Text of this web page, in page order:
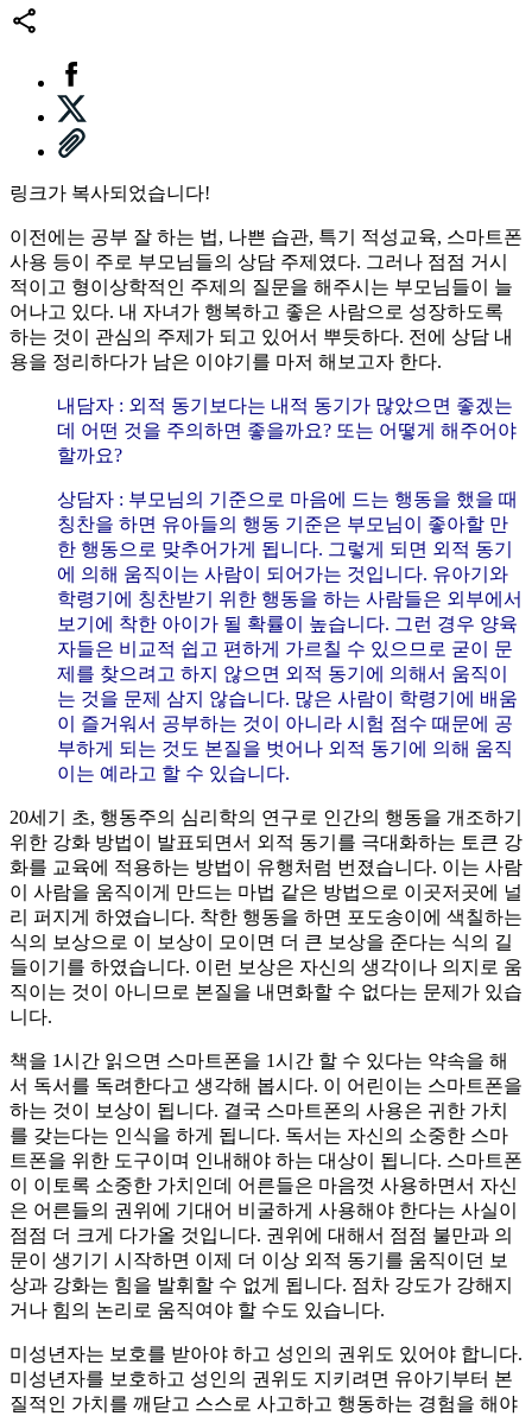
링크가 복사되었습니다!
이전에는 공부 잘 하는 법, 나쁜 습관, 특기 적성교육, 스마트폰
사용 등이 주로 부모님들의 상담 주제였다. 그러나 점점 거시
적이고 형이상학적인 주제의 질문을 해주시는 부모님들이 늘
어나고 있다. 내 자녀가 행복하고 좋은 사람으로 성장하도록
하는 것이 관심의 주제가 되고 있어서 뿌듯하다. 전에 상담 내
용을 정리하다가 남은 이야기를 마저 해보고자 한다.
내담자 : 외적 동기보다는 내적 동기가 많았으면 좋겠는
데 어떤 것을 주의하면 좋을까요? 또는 어떻게 해주어야
할까요?
상담자 : 부모님의 기준으로 마음에 드는 행동을 했을 때
칭찬을 하면 유아들의 행동 기준은 부모님이 좋아할 만
한 행동으로 맞추어가게 됩니다. 그렇게 되면 외적 동기
에 의해 움직이는 사람이 되어가는 것입니다. 유아기와
학령기에 칭찬받기 위한 행동을 하는 사람들은 외부에서
보기에 착한 아이가 될 확률이 높습니다. 그런 경우 양육
자들은 비교적 쉽고 편하게 가르칠 수 있으므로 굳이 문
제를 찾으려고 하지 않으면 외적 동기에 의해서 움직이
는 것을 문제 삼지 않습니다. 많은 사람이 학령기에 배움
이 즐거워서 공부하는 것이 아니라 시험 점수 때문에 공
부하게 되는 것도 본질을 벗어나 외적 동기에 의해 움직
이는 예라고 할 수 있습니다.
20세기 초, 행동주의 심리학의 연구로 인간의 행동을 개조하기
위한 강화 방법이 발표되면서 외적 동기를 극대화하는 토큰 강
화를 교육에 적용하는 방법이 유행처럼 번졌습니다. 이는 사람
이 사람을 움직이게 만드는 마법 같은 방법으로 이곳저곳에 널
리 퍼지게 하였습니다. 착한 행동을 하면 포도송이에 색칠하는
식의 보상으로 이 보상이 모이면 더 큰 보상을 준다는 식의 길
들이기를 하였습니다. 이런 보상은 자신의 생각이나 의지로 움
직이는 것이 아니므로 본질을 내면화할 수 없다는 문제가 있습
니다.
책을 1시간 읽으면 스마트폰을 1시간 할 수 있다는 약속을 해
서 독서를 독려한다고 생각해 봅시다. 이 어린이는 스마트폰을
하는 것이 보상이 됩니다. 결국 스마트폰의 사용은 귀한 가치
를 갖는다는 인식을 하게 됩니다. 독서는 자신의 소중한 스마
트폰을 위한 도구이며 인내해야 하는 대상이 됩니다. 스마트폰
이 이토록 소중한 가치인데 어른들은 마음껏 사용하면서 자신
은 어른들의 권위에 기대어 비굴하게 사용해야 한다는 사실이
점점 더 크게 다가올 것입니다. 권위에 대해서 점점 불만과 의
문이 생기기 시작하면 이제 더 이상 외적 동기를 움직이던 보
상과 강화는 힘을 발휘할 수 없게 됩니다. 점차 강도가 강해지
거나 힘의 논리로 움직여야 할 수도 있습니다.
미성년자는 보호를 받아야 하고 성인의 권위도 있어야 합니다.
미성년자를 보호하고 성인의 권위도 지키려면 유아기부터 본
질적인 가치를 깨닫고 스스로 사고하고 행동하는 경험을 해야